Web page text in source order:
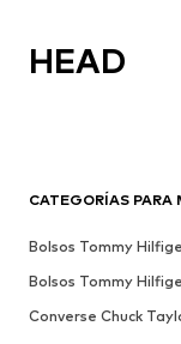
CATEGORÍAS PARA
Bolsos Tommy
Bolsos Tommy
Converse Chuck
HEAD